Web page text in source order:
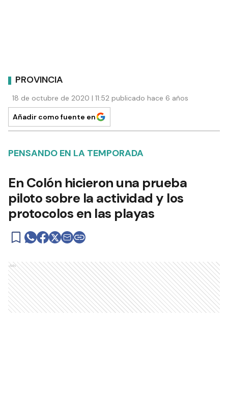
PROVINCIA
18 de octubre de 2020 | 11:52 publicado hace 6 años
Añadir como fuente en
PENSANDO EN LA TEMPORADA
En Colón hicieron una prueba
piloto sobre la actividad y los
protocolos en las playas
Ads